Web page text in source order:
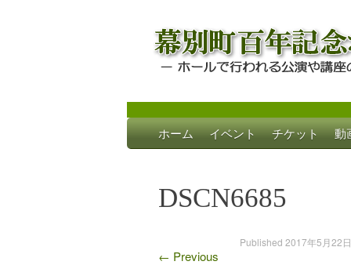
幕別町百年記
ホールで行われる公演や講座のご案内
Skip
to
ホーム イベント チケット 動
DSCN6685
Published 2017年5月22日
← Previous